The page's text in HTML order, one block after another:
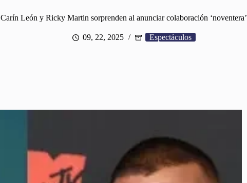
Carín León y Ricky Martin sorprenden al anunciar colaboración ‘noventera’
09, 22, 2025 Espectáculos